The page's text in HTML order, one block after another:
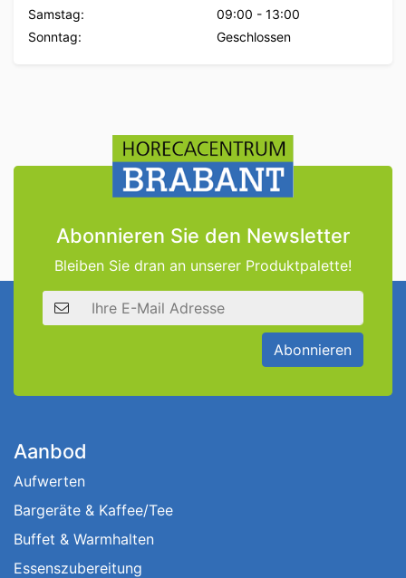
Samstag:
09:00 - 13:00
Sonntag:
Geschlossen
Abonnieren Sie den Newsletter
Bleiben Sie dran an unserer Produktpalette!
E-Mail Adresse
Abonnieren
Aanbod
Aufwerten
Bargeräte & Kaffee/Tee
Buffet & Warmhalten
Essenszubereitung